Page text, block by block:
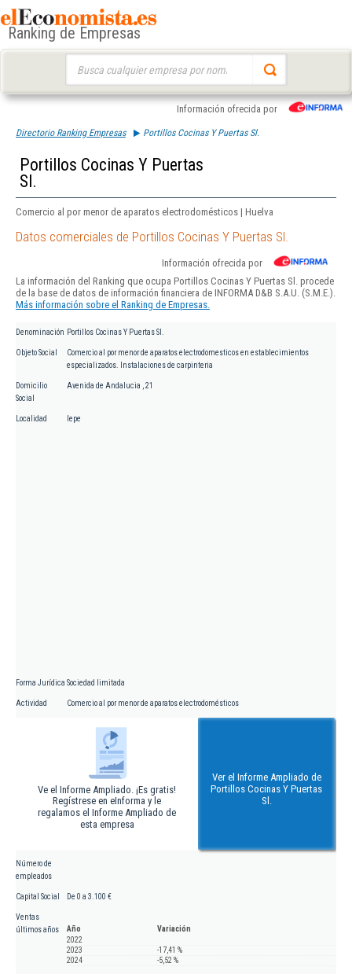
Ranking de Empresas
Información ofrecida por
Directorio Ranking Empresas Portillos Cocinas Y Puertas Sl.
Portillos Cocinas Y Puertas
Sl.
Comercio al por menor de aparatos electrodomésticos | Huelva
Datos comerciales de Portillos Cocinas Y Puertas Sl.
Información ofrecida por
La información del Ranking que ocupa Portillos Cocinas Y Puertas Sl. procede
de la base de datos de información financiera de INFORMA D&B S.A.U. (S.M.E.).
Más información sobre el Ranking de Empresas.
Denominación Portillos Cocinas Y Puertas Sl.
Objeto Social
Comercio al por menor de aparatos electrodomesticos en establecimientos
especializados. Instalaciones de carpinteria
Domicilio
Social
Avenida de Andalucia , 21
Localidad lepe
Forma Jurídica Sociedad limitada
Actividad Comercio al por menor de aparatos electrodomésticos
Ve el Informe Ampliado. ¡Es gratis!
Regístrese en eInforma y le
regalamos el Informe Ampliado de
esta empresa
Ver el Informe Ampliado de
Portillos Cocinas Y Puertas
Sl.
Número de
empleados
Capital Social De 0 a 3.100 €
Ventas
últimos años
Año
Variación
2022
2023
-17,41 %
2024
-5,52 %